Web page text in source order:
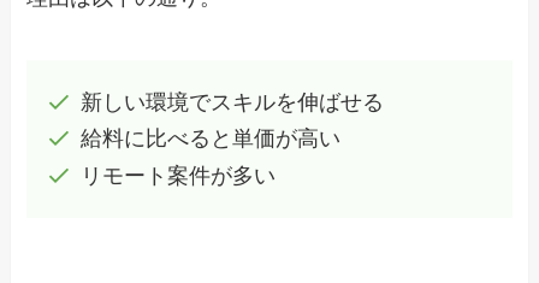
新しい環境でスキルを伸ばせる
給料に比べると単価が高い
リモート案件が多い